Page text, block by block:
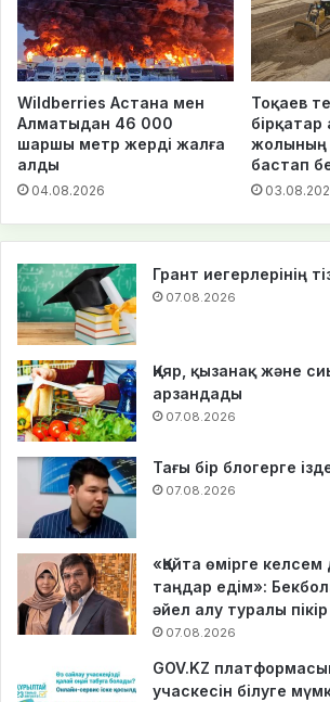
Wildberries Астана мен
Алматыдан 46 000
шаршы метр жерді жалға
алды
04.08.2026
Тоқаев
бірқатар
жолының
бастап
Грант иегерлерінің
07.08.2026
Қияр, қызанақ және
арзандады
07.08.2026
Тағы бір блогерге
07.08.2026
«Қайта өмірге
таңдар едім»:
әйел алу туралы пікір
07.08.2026
GOV.KZ
учаскесін білуге